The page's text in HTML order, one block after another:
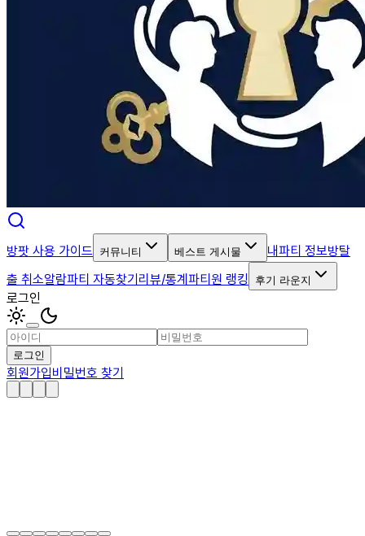
방팟 사용 가이드 커뮤니티 베스트 게시물 내파티 정보방탈
출 취소알람파티 자동찾기리뷰/통계파티원 랭킹 후기 라운지
로그인
로그인
회원가입비밀번호 찾기